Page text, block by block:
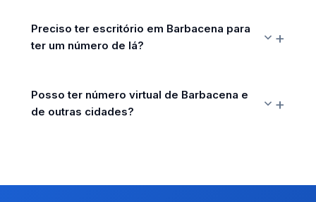
Preciso ter escritório em Barbacena para
ter um número de lá?
Posso ter número virtual de Barbacena e
de outras cidades?